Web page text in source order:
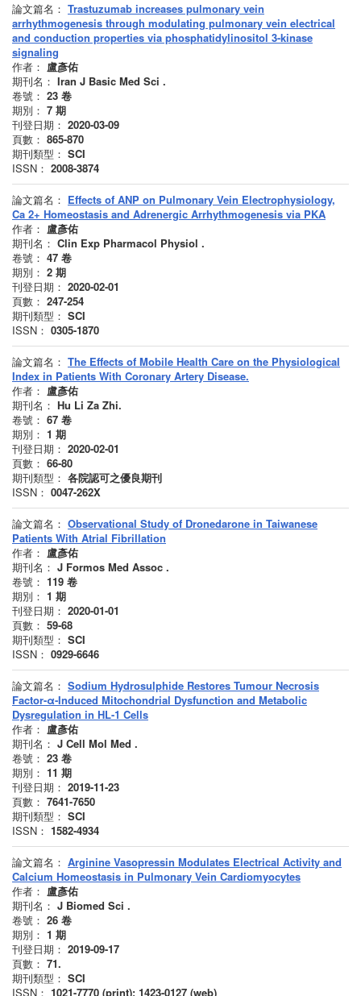
論文篇名： Trastuzumab increases pulmonary vein
arrhythmogenesis through modulating pulmonary vein electrical
and conduction properties via phosphatidylinositol 3-kinase
signaling
作者： 盧彥佑
期刊名： Iran J Basic Med Sci .
卷號： 23 卷
期別： 7 期
刊登日期： 2020-03-09
頁數： 865-870
期刊類型： SCI
ISSN： 2008-3874
論文篇名： Effects of ANP on Pulmonary Vein Electrophysiology,
Ca 2+ Homeostasis and Adrenergic Arrhythmogenesis via PKA
作者： 盧彥佑
期刊名： Clin Exp Pharmacol Physiol .
卷號： 47 卷
期別： 2 期
刊登日期： 2020-02-01
頁數： 247-254
期刊類型： SCI
ISSN： 0305-1870
論文篇名： The Effects of Mobile Health Care on the Physiological
Index in Patients With Coronary Artery Disease.
作者： 盧彥佑
期刊名： Hu Li Za Zhi.
卷號： 67 卷
期別： 1 期
刊登日期： 2020-02-01
頁數： 66-80
期刊類型： 各院認可之優良期刊
ISSN： 0047-262X
論文篇名： Observational Study of Dronedarone in Taiwanese
Patients With Atrial Fibrillation
作者： 盧彥佑
期刊名： J Formos Med Assoc .
卷號： 119 卷
期別： 1 期
刊登日期： 2020-01-01
頁數： 59-68
期刊類型： SCI
ISSN： 0929-6646
論文篇名： Sodium Hydrosulphide Restores Tumour Necrosis
Factor-α-Induced Mitochondrial Dysfunction and Metabolic
Dysregulation in HL-1 Cells
作者： 盧彥佑
期刊名： J Cell Mol Med .
卷號： 23 卷
期別： 11 期
刊登日期： 2019-11-23
頁數： 7641-7650
期刊類型： SCI
ISSN： 1582-4934
論文篇名： Arginine Vasopressin Modulates Electrical Activity and
Calcium Homeostasis in Pulmonary Vein Cardiomyocytes
作者： 盧彥佑
期刊名： J Biomed Sci .
卷號： 26 卷
期別： 1 期
刊登日期： 2019-09-17
頁數： 71.
期刊類型： SCI
ISSN： 1021-7770 (print); 1423-0127 (web)